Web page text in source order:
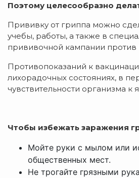
Поэтому целесообразно
Прививку от гриппа можно
учебы, работы, а также в
прививочной кампании против
Противопоказаний к
лихорадочных состояниях, в
чувствительности организма к
Чтобы избежать заражения
Мойте руки с мылом или
общественных мест.
Не трогайте грязными